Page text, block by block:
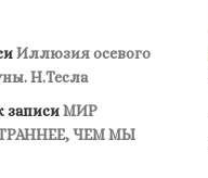
Иллюзия осевого
Н.Тесла
записиМИР
ЧЕМ МЫ